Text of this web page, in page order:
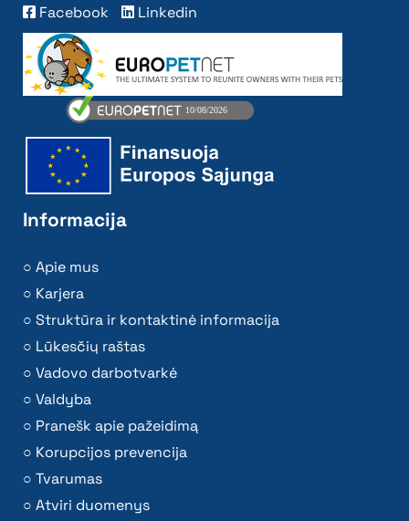
Facebook
Linkedin
Informacija
Apie mus
Karjera
Struktūra ir kontaktinė informacija
Lūkesčių raštas
Vadovo darbotvarkė
Valdyba
Pranešk apie pažeidimą
Korupcijos prevencija
Tvarumas
Atviri duomenys